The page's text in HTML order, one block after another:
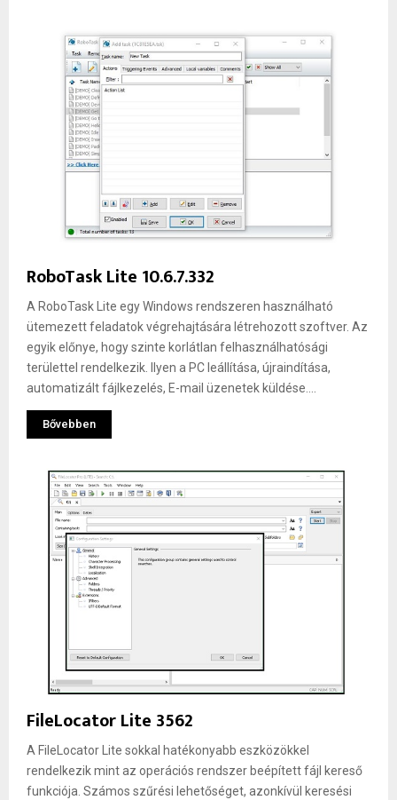
RoboTask Lite 10.6.7.332
A RoboTask Lite egy Windows rendszeren használható
ütemezett feladatok végrehajtására létrehozott szoftver. Az
egyik előnye, hogy szinte korlátlan felhasználhatósági
területtel rendelkezik. Ilyen a PC leállítása, újraindítása,
automatizált fájlkezelés, E-mail üzenetek küldése....
Bővebben
FileLocator Lite 3562
A FileLocator Lite sokkal hatékonyabb eszközökkel
rendelkezik mint az operációs rendszer beépített fájl kereső
funkciója. Számos szűrési lehetőséget, azonkívül keresési